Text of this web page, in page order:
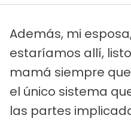
Además, mi
estaríamos allí,
mamá siempre
el único sistema
las partes